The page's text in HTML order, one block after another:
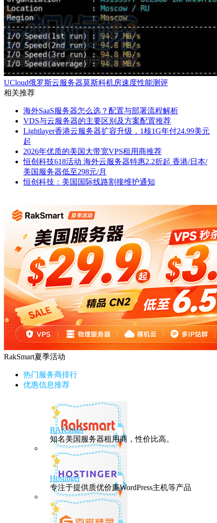
UCloud俄罗斯云服务器莫斯科机房速度性能测评
相关推荐
海外SaaS服务器怎么选？配置与部署流程解析
VDS与云服务器的主要区别及方案配置推荐
Lightlayer香港云服务器扩容升级，1核1G年付24.99美元
起
2026年优质的美国大带宽VPS租用商推荐
恒创科技618活动 海外云服务器特惠2.2折起 香港/日本/
美国服务器低至298元/月
恒创科技：美国国际线路割接维护通知
RakSmart夏季活动
热门服务商排行
优惠信息推荐
RAKsmart
知名美国服务器租用商，性价比高。
Hostinger
专注于提供质优价廉WordPress主机等产品